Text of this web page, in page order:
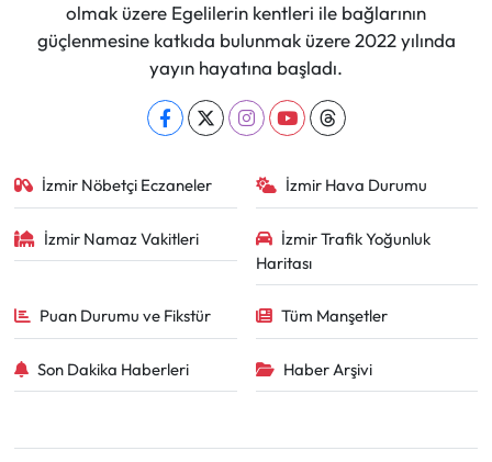
olmak üzere Egelilerin kentleri ile bağlarının
güçlenmesine katkıda bulunmak üzere 2022 yılında
yayın hayatına başladı.
İzmir Nöbetçi Eczaneler İzmir Hava Durumu
İzmir Namaz Vakitleri
İzmir Trafik Yoğunluk
Haritası
Puan Durumu ve Fikstür Tüm Manşetler
Son Dakika Haberleri Haber Arşivi